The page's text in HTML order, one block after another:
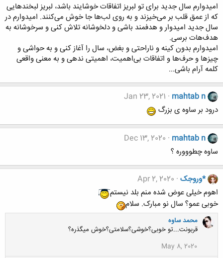
امیدوارم سال جدید برای تو لبریز اتفاقات خوشایند باشد، لبریز لبخندهایی
که از عمق قلب بر می‌خیزند و به روی لب‌ها جا خوش می‌کنند. امیدوارم در
سال جدید امیدوار و هدفمند باشی و دلخوشانه تلاش کنی و سرخوشانه به
هدف‌هات برسی.
امیدوارم بدون کینه و ناراحتی و بغض، سال را آغاز کنی و به حواشی و
چیزها و حرف‌ها ‌و اتفاقات بی‌اهمیت، اهمیتی ندهی و به معنی واقعی
کلمه آرام باشی...
mahtab n
Jan 23, 2021
درود بر ساوه ی بزرگ
mahtab n
Dec 13, 2020
ساوه چطوووره ؟
*وروجک Apr 2, 2020
اهوم خیلی عوض شده منم بلد نیستم
خوبی عمو؟ سال نو مبارک. سلام
محمد ساوه
قربونت...تو خوبی؟خوشی؟سلامتی؟خوش میگذره؟
May 8, 2020